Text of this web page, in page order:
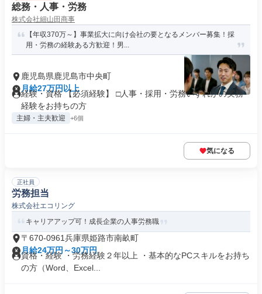
総務・人事・労務
株式会社細山田商事
【年収370万～】事業拡大に向け会社の要となるメンバー募集！採
用・労務の経験ある方歓迎！男...
鹿児島県鹿児島市中央町
月給27万円以上
経験・資格 【必須経験】 □人事・採用・労務いずれかの実務
経験をお持ちの方
主婦・主夫歓迎 +6個
気になる
正社員
労務担当
株式会社エコリング
キャリアアップ可！成長企業の人事労務職
〒670-0961兵庫県姫路市南畝町
月給24万円～30万円
資格・経験 ・労務経験２年以上 ・基本的なPCスキルをお持ち
の方（Word、Excel...